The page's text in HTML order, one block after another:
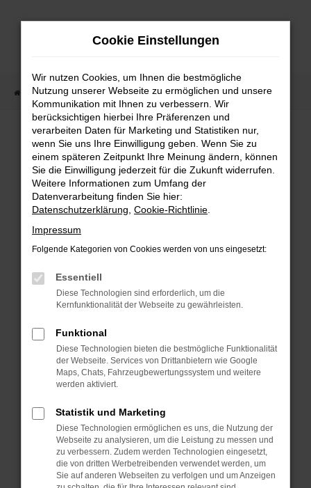
Zum
Startseite Fahrzeugangebote Fahrzeugmarkt
Fahrzeugmarkt
Fehler: Network Error
Beim Laden ist ein Fehler aufgetreten.
Hier sind ein paar Tipps, die dir helfen können:
Überprüfe deine Firewall und deine
Internetverbindung.
deine Suchmaschine?
Prüfe deine Browsererweiterungen.
Manche Erweiterungen, wie Werbeblocker,
können das Laden bestimmter Seiten
anderen Browser oder in einem privaten
Fenster?
Starte dein Gerät neu.
Das kann manchmal helfen,
Cookie Einstellungen
Wir nutzen Cookies, um Ihnen die bestmögliche
Nutzung unserer Webseite zu ermöglichen und unsere
Kommunikation mit Ihnen zu verbessern. Wir
berücksichtigen hierbei Ihre Präferenzen und
verarbeiten Daten für Marketing und Statistiken nur,
wenn Sie uns Ihre Einwilligung geben. Wenn Sie zu
einem späteren Zeitpunkt Ihre Meinung ändern, können
Sie die Einwilligung jederzeit für die Zukunft widerrufen.
Weitere Informationen zum Umfang der
Datenverarbeitung finden Sie hier:
Datenschutzerklärung Cookie-Richtlinie
Impressum
Folgende Kategorien von Cookies werden von uns eingesetzt:
Essentiell
Diese Technologien sind erforderlich, um die
Kernfunktionalität der Webseite zu gewährleisten.
Funktional
Diese Technologien bieten die bestmögliche Funktionalität
der Webseite. Services von Drittanbietern wie Google
Maps, Chats, Fahrzeugbewertungssystem und weitere
werden aktiviert.
Statistik und Marketing
Diese Technologien ermöglichen es uns, die Nutzung der
Webseite zu analysieren, um die Leistung zu messen und
zu verbessern. Zudem werden Technologien eingesetzt,
die von dritten Werbetreibenden verwendet werden, um
Sie auf anderen Webseiten zu verfolgen und um Anzeigen